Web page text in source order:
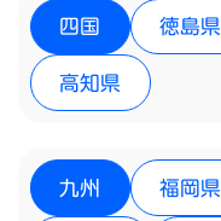
四国 徳島県
高知県
九州 福岡県